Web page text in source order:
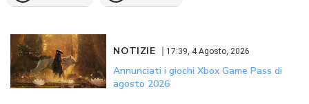
NOTIZIE 17:39, 4 Agosto, 2026
Annunciati i giochi Xbox Game Pass di
agosto 2026